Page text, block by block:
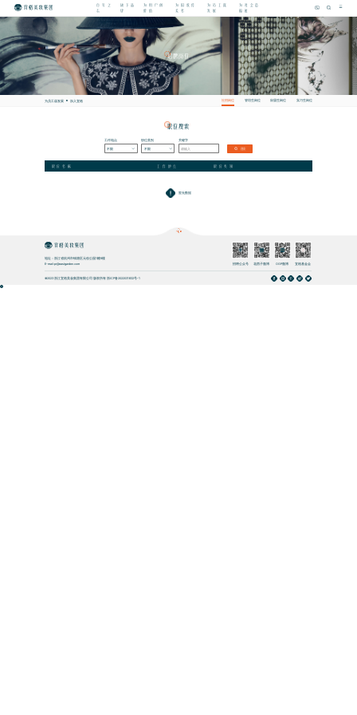
百年之
志
旗下品
牌
为用户创
价值
为国妆传
美名
为员工谋
发展
为社会造
福祉
招聘岗位
为员工谋发展 加入宜格 社招岗位 管培生岗位 应届生岗位 实习生岗位
职位搜索
工作地点
不限
职位类别
不限
关键字
搜索
职位名称 工作地点 职位类别
暂无数据
地址：浙江省杭州市钱塘区元创公园1幢9楼
E-mail:pr@eastgarden.com
招聘公众号 花西子微博 OGP微博 宜格基金会
©2023 浙江宜格美妆集团有限公司 版权所有 浙ICP备2022031832号-1